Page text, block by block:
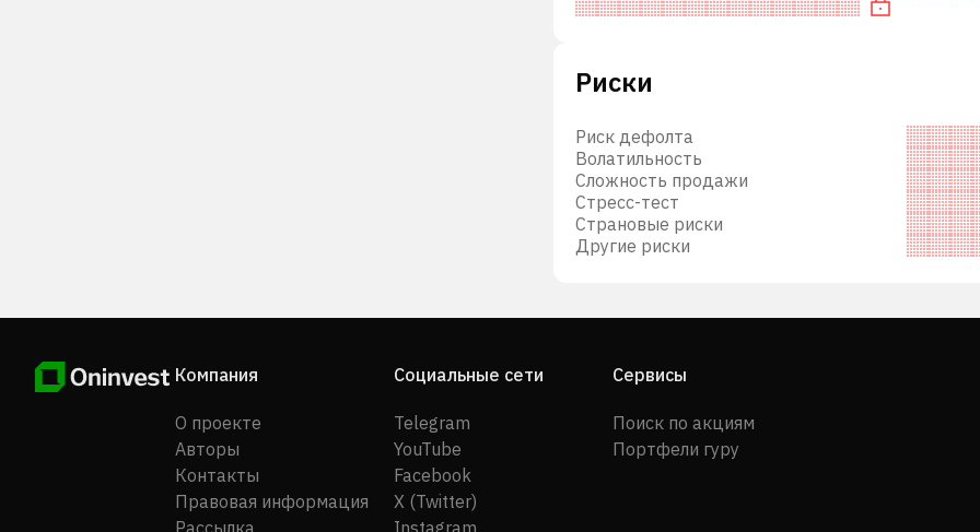
Риски
Риск дефолта
Волатильность
Сложность продажи
Стресс-тест
Страновые риски
Другие риски
Компания
О проекте
Авторы
Контакты
Правовая информация
Рассылка
Социальные сети
Telegram
YouTube
Facebook
X (Twitter)
Instagram
Сервисы
Поиск по акциям
Портфели гуру